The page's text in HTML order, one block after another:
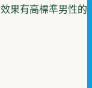
果有高標準男性的